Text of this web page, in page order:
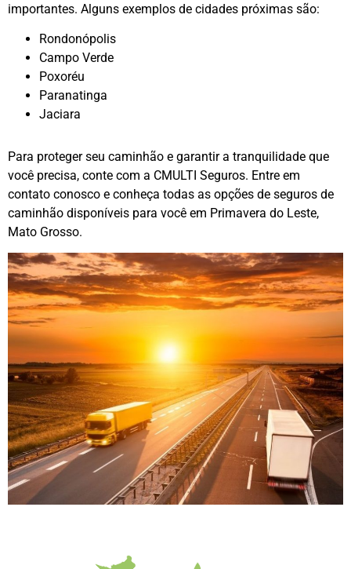
importantes. Alguns exemplos de cidades próximas são:
Rondonópolis
Campo Verde
Poxoréu
Paranatinga
Jaciara
Para proteger seu caminhão e garantir a tranquilidade que
você precisa, conte com a CMULTI Seguros. Entre em
contato conosco e conheça todas as opções de seguros de
caminhão disponíveis para você em Primavera do Leste,
Mato Grosso.